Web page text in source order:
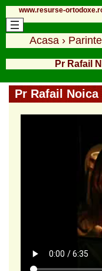
www.resurse-
Acasa ›
Pr Rafail
Pr Rafail